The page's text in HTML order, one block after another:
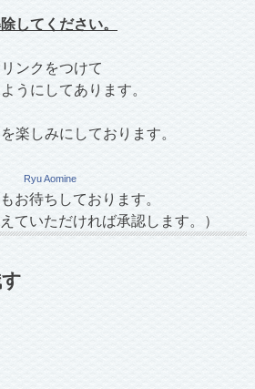
してください。
ンクをつけて
うにしてあります。
楽しみにしております。
Ryu Aomine
お待ちしております。
ていただければ承認します。）